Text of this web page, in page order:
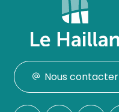
Nous contacter